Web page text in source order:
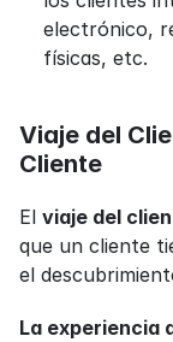
electrónico,
físicas, etc.
Viaje del
Cliente
El viaje del
que un cliente
el
La experiencia